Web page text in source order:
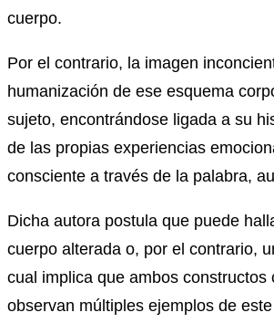
cuerpo.
Por el contrario, la imagen
humanización de ese esquema
sujeto, encontrándose ligada a su
de las propias experiencias
consciente a través de la palabra,
Dicha autora postula que puede
cuerpo alterada o, por el contrario,
cual implica que ambos
observan múltiples ejemplos de